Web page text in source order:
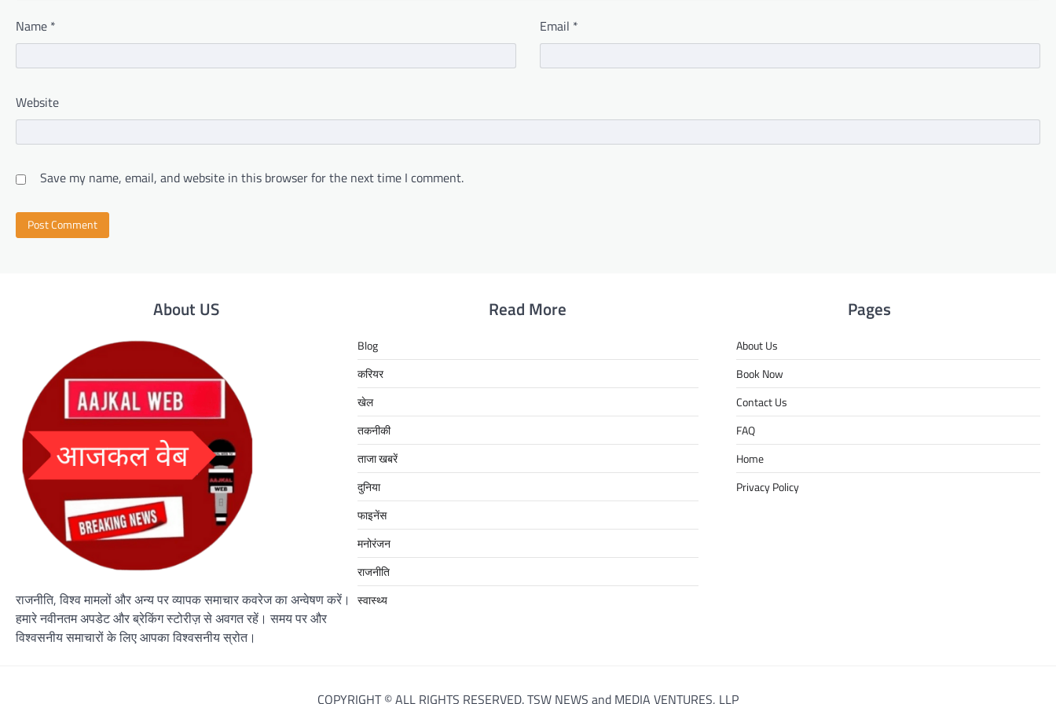
Name * Email *
Website
Save my name, email, and website in this browser for the next time I comment.
About US
राजनीति, विश्व मामलों और अन्य पर व्यापक समाचार कवरेज का अन्वेषण करें।
हमारे नवीनतम अपडेट और ब्रेकिंग स्टोरीज़ से अवगत रहें। समय पर और
विश्वसनीय समाचारों के लिए आपका विश्वसनीय स्रोत।
Read More
Blog
करियर
खेल
तकनीकी
ताजा खबरें
दुनिया
फाइनेंस
मनोरंजन
राजनीति
स्वास्थ्य
Pages
About Us
Book Now
Contact Us
FAQ
Home
Privacy Policy
COPYRIGHT © ALL RIGHTS RESERVED. TSW NEWS and MEDIA VENTURES, LLP